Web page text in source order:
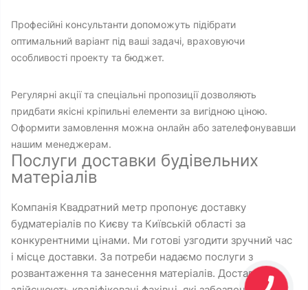
Професійні консультанти допоможуть підібрати
оптимальний варіант під ваші задачі, враховуючи
особливості проекту та бюджет.
Регулярні акції та спеціальні пропозиції дозволяють
придбати якісні кріпильні елементи за вигідною ціною.
Оформити замовлення можна онлайн або зателефонувавши
нашим менеджерам.
Послуги доставки будівельних
матеріалів
Компанія Квадратний метр пропонує доставку
будматеріалів по Києву та Київській області за
конкурентними цінами. Ми готові узгодити зручний час
і місце доставки. За потреби надаємо послуги з
розвантаження та занесення матеріалів. Доставку